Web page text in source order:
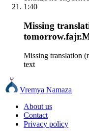
1:40
Missing
Missing translation
text
Vremya Namaza
About us
Contact
Privacy policy